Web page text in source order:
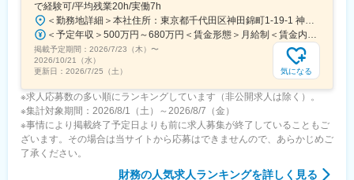
で経験可/平均残業20h/実働7h
＜勤務地詳細＞本社住所：東京都千代田区神田錦町1-19-1 神田橋パークビル勤務地最寄駅：地下鉄各線／大手町駅受動喫煙対策：屋内全面禁煙変更の範囲：会社の定める事業所
＜予定年収＞500万円～680万円＜賃金形態＞月給制＜賃金内訳＞月額（基本給）：270,000円～360,000円＜月給＞270,000円～360,000円＜昇給有無＞有＜残業手当＞有＜給与補足＞※前職・経験を考慮します。■賞与：年2回賃金はあくまでも目安の金額であり、選考を通じて上下する可能性があります。月給(月額)は固定手当を含めた表記です。
掲載予定期間： 2026/7/23（木） 〜
2026/10/21（水）
更新日： 2026/7/25（土） 気になる
※求人応募数の多い順にランキングしています（非公開求人は除く）。
※集計対象期間：2026/8/1（土）～2026/8/7（金）
※事情により掲載終了予定日よりも前に求人募集が終了していることもご
ざいます。その場合は当サイトから応募はできませんので、あらかじめご
了承ください。
財務の人気求人ランキングを詳しく見る